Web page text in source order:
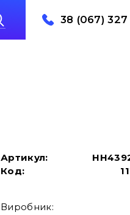
38 (067) 327
Артикул:
Код:
Виробник: